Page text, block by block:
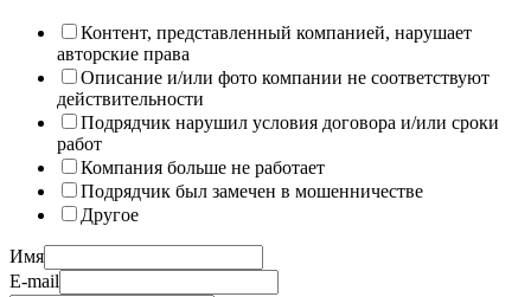
Контент, представленный компанией, нарушает
авторские права
Описание и/или фото компании не соответствуют
действительности
Подрядчик нарушил условия договора и/или сроки
работ
Компания больше не работает
Подрядчик был замечен в мошенничестве
Другое
Имя
E-mail